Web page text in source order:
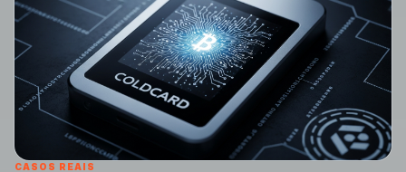
CASOS REAIS